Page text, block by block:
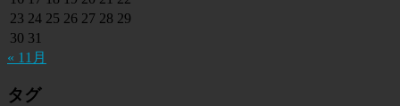
23 24 25 26 27 28 29
30 31
« 11月
タグ